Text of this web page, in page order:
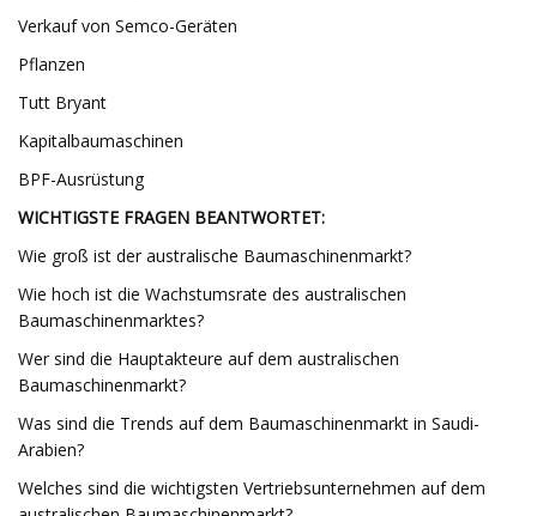
Verkauf von Semco-Geräten
Pflanzen
Tutt Bryant
Kapitalbaumaschinen
BPF-Ausrüstung
WICHTIGSTE FRAGEN BEANTWORTET:
Wie groß ist der australische Baumaschinenmarkt?
Wie hoch ist die Wachstumsrate des australischen
Baumaschinenmarktes?
Wer sind die Hauptakteure auf dem australischen
Baumaschinenmarkt?
Was sind die Trends auf dem Baumaschinenmarkt in Saudi-
Arabien?
Welches sind die wichtigsten Vertriebsunternehmen auf dem